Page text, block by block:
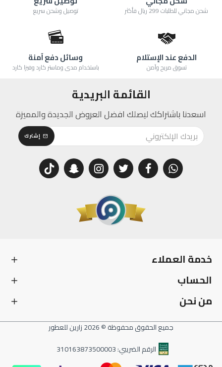
شحن مجاني للطلبات 299 ريال فأكثر توصيل وشحن سريع
الدفع عند الإستلام
تسوق مريح وآمن
وسائل دفع آمنة
باستخدام مدى وماستر كارد وفيزا كارد
القائمة البريدية
اسعدنا باشتراكك ليصلك افضل العروض الجديدة والمميزة
إشترك
خدمة العملاء
الحساب
من نحن
جميع الحقوق محفوظة © 2026 زارين للعطور
الرقم الضريبي: 310163873500003